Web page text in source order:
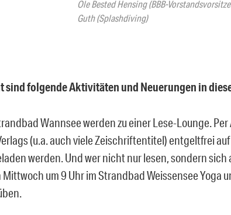
Ole Bested Hensing (BBB-
Guth (Splashdiving)
sind folgende Aktivitäten und Neuerungen in
Wannsee werden zu einer Lese-Lounge.
(u.a. auch viele Zeischriftentitel) entgeltfrei
werden. Und wer nicht nur lesen, sondern sich
um 9 Uhr im Strandbad Weissensee Yoga